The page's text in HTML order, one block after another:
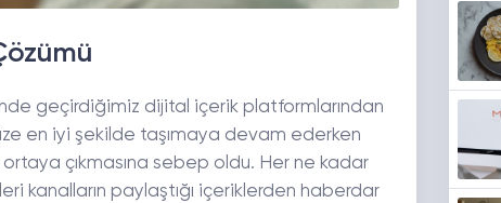
geçirdiğimiz dijital içerik platformlarından
en iyi şekilde taşımaya devam ederken
çıkmasına sebep oldu. Her ne kadar
kanalların paylaştığı içeriklerden haberdar